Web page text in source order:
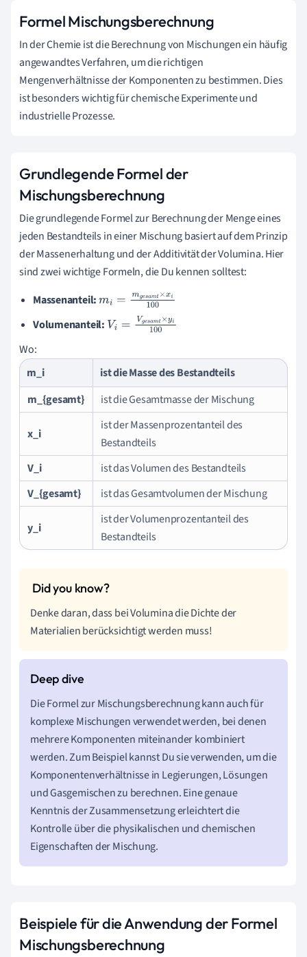
Formel Mischungsberechnung
In der Chemie ist die Berechnung von Mischungen ein häufig
angewandtes Verfahren, um die richtigen
Mengenverhältnisse der Komponenten zu bestimmen. Dies
ist besonders wichtig für chemische Experimente und
industrielle Prozesse.
Grundlegende Formel der
Mischungsberechnung
Die grundlegende Formel zur Berechnung der Menge eines
jeden Bestandteils in einer Mischung basiert auf dem Prinzip
der Massenerhaltung und der Additivität der Volumina. Hier
sind zwei wichtige Formeln, die Du kennen solltest:
Massenanteil:mi= mg esamt×xi1
00
Volumenanteil: Vi= Vg esamt×yi1
Wo:
m_i
ist die Masse des Bestandteils
m_{gesamt}
ist die Gesamtmasse der Mischung
x_i
ist der Massenprozentanteil des
Bestandteils
V_i
ist das Volumen des Bestandteils
V_{gesamt}
ist das Gesamtvolumen der Mischung
y_i
ist der Volumenprozentanteil des
Bestandteils
Denke daran, dass bei Volumina die Dichte der
Materialien berücksichtigt werden muss!
Die Formel zur Mischungsberechnung kann auch für
komplexe Mischungen verwendet werden, bei denen
mehrere Komponenten miteinander kombiniert
werden. Zum Beispiel kannst Du sie verwenden, um die
Komponentenverhältnisse in Legierungen, Lösungen
und Gasgemischen zu berechnen. Eine genaue
Kenntnis der Zusammensetzung erleichtert die
Kontrolle über die physikalischen und chemischen
Eigenschaften der Mischung.
Beispiele für die Anwendung der Formel
Mischungsberechnung